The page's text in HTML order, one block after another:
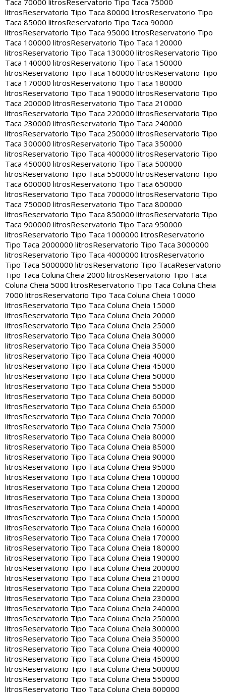
Taca 70000 litros Reservatorio Tipo Taca 75000
litrosReservatorio Tipo Taca 80000 litrosReservatorio Tipo
Taca 85000 litrosReservatorio Tipo Taca 90000
litrosReservatorio Tipo Taca 95000 litrosReservatorio Tipo
Taca 100000 litrosReservatorio Tipo Taca 120000
litrosReservatorio Tipo Taca 130000 litrosReservatorio Tipo
Taca 140000 litrosReservatorio Tipo Taca 150000
litrosReservatorio Tipo Taca 160000 litrosReservatorio Tipo
Taca 170000 litrosReservatorio Tipo Taca 180000
litrosReservatorio Tipo Taca 190000 litrosReservatorio Tipo
Taca 200000 litrosReservatorio Tipo Taca 210000
litrosReservatorio Tipo Taca 220000 litrosReservatorio Tipo
Taca 230000 litrosReservatorio Tipo Taca 240000
litrosReservatorio Tipo Taca 250000 litrosReservatorio Tipo
Taca 300000 litrosReservatorio Tipo Taca 350000
litrosReservatorio Tipo Taca 400000 litrosReservatorio Tipo
Taca 450000 litrosReservatorio Tipo Taca 500000
litrosReservatorio Tipo Taca 550000 litrosReservatorio Tipo
Taca 600000 litrosReservatorio Tipo Taca 650000
litrosReservatorio Tipo Taca 700000 litrosReservatorio Tipo
Taca 750000 litrosReservatorio Tipo Taca 800000
litrosReservatorio Tipo Taca 850000 litrosReservatorio Tipo
Taca 900000 litrosReservatorio Tipo Taca 950000
litrosReservatorio Tipo Taca 1000000 litrosReservatorio
Tipo Taca 2000000 litrosReservatorio Tipo Taca 3000000
litrosReservatorio Tipo Taca 4000000 litrosReservatorio
Tipo Taca 5000000 litrosReservatorio Tipo TacaReservatorio
Tipo Taca Coluna Cheia 2000 litrosReservatorio Tipo Taca
Coluna Cheia 5000 litrosReservatorio Tipo Taca Coluna Cheia
7000 litrosReservatorio Tipo Taca Coluna Cheia 10000
litrosReservatorio Tipo Taca Coluna Cheia 15000
litrosReservatorio Tipo Taca Coluna Cheia 20000
litrosReservatorio Tipo Taca Coluna Cheia 25000
litrosReservatorio Tipo Taca Coluna Cheia 30000
litrosReservatorio Tipo Taca Coluna Cheia 35000
litrosReservatorio Tipo Taca Coluna Cheia 40000
litrosReservatorio Tipo Taca Coluna Cheia 45000
litrosReservatorio Tipo Taca Coluna Cheia 50000
litrosReservatorio Tipo Taca Coluna Cheia 55000
litrosReservatorio Tipo Taca Coluna Cheia 60000
litrosReservatorio Tipo Taca Coluna Cheia 65000
litrosReservatorio Tipo Taca Coluna Cheia 70000
litrosReservatorio Tipo Taca Coluna Cheia 75000
litrosReservatorio Tipo Taca Coluna Cheia 80000
litrosReservatorio Tipo Taca Coluna Cheia 85000
litrosReservatorio Tipo Taca Coluna Cheia 90000
litrosReservatorio Tipo Taca Coluna Cheia 95000
litrosReservatorio Tipo Taca Coluna Cheia 100000
litrosReservatorio Tipo Taca Coluna Cheia 120000
litrosReservatorio Tipo Taca Coluna Cheia 130000
litrosReservatorio Tipo Taca Coluna Cheia 140000
litrosReservatorio Tipo Taca Coluna Cheia 150000
litrosReservatorio Tipo Taca Coluna Cheia 160000
litrosReservatorio Tipo Taca Coluna Cheia 170000
litrosReservatorio Tipo Taca Coluna Cheia 180000
litrosReservatorio Tipo Taca Coluna Cheia 190000
litrosReservatorio Tipo Taca Coluna Cheia 200000
litrosReservatorio Tipo Taca Coluna Cheia 210000
litrosReservatorio Tipo Taca Coluna Cheia 220000
litrosReservatorio Tipo Taca Coluna Cheia 230000
litrosReservatorio Tipo Taca Coluna Cheia 240000
litrosReservatorio Tipo Taca Coluna Cheia 250000
litrosReservatorio Tipo Taca Coluna Cheia 300000
litrosReservatorio Tipo Taca Coluna Cheia 350000
litrosReservatorio Tipo Taca Coluna Cheia 400000
litrosReservatorio Tipo Taca Coluna Cheia 450000
litrosReservatorio Tipo Taca Coluna Cheia 500000
litrosReservatorio Tipo Taca Coluna Cheia 550000
litrosReservatorio Tipo Taca Coluna Cheia 600000